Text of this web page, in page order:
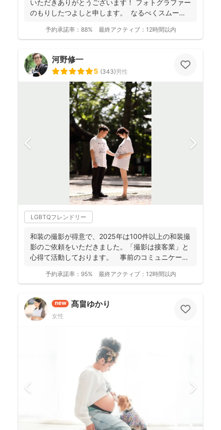
いただきありがとうございます！ フォトグラファー
のもりしたつよしと申します。 なるべくスムーズ
予約承諾率： 88% 最終アクティブ： 12時間以内
河野修一
5 (343)男性
LGBTQフレンドリー
和装の撮影が得意で、2025年は100件以上の和装撮
影のご依頼をいただきました。「撮影は接客業」と
心得て活動しております。 事前のコミュニケーシ
予約承諾率： 95% 最終アクティブ： 12時間以内
new 髙畠ゆかり
女性